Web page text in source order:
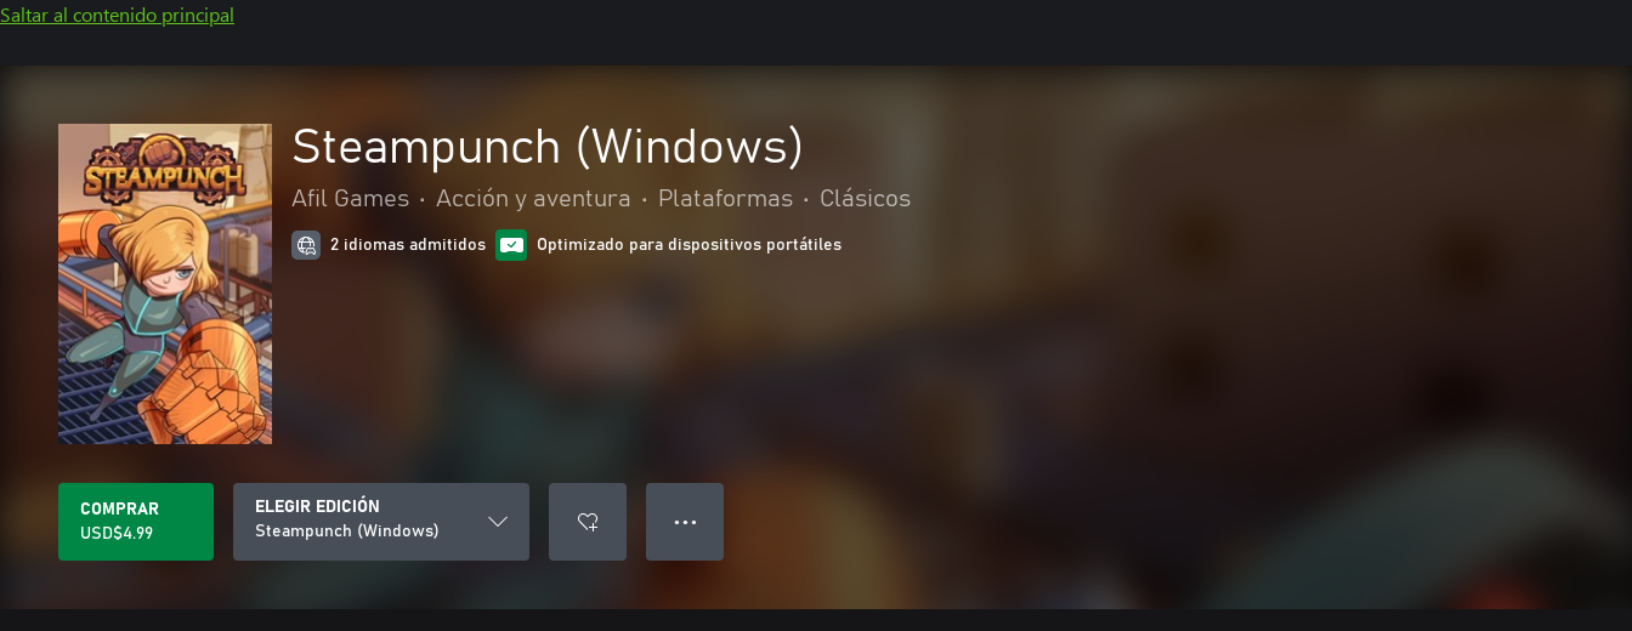
Saltar al contenido principal
Steampunch (Windows)
Afil Games • Acción y aventura • Plataformas • Clásicos
2 idiomas admitidos Optimizado para dispositivos portátiles
COMPRAR
USD$4.99
ELEGIR EDICIÓN
Steampunch (Windows)
● ● ●